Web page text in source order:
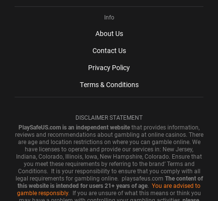
Info
Аbоut Us
Соntасt Us
Рrіvасy Роlісy
Tеrms & Соndіtіоns
DISCLAIMER STATEMENT
PlaySafeUS.com is an independent website that provides information,
reviews and recommendations about gambling at online casinos. There
are age and location restrictions on where you can gamble online. We
have licenses to operate and provide our services in: New Jersey,
Indiana, Colorado, Illinois, Iowa, New Hampshire, Colorado. Ensure that
you meet these requirements by referring to the brand’ Terms and
Conditions. It is your responsibility to ensure that you comply with all
legal requirements for gambling online. playsafeus.com The content of
this website is intended for users 21+ years of age. You are advised to
gamble responsibly. If you are unsure of what this means or think you